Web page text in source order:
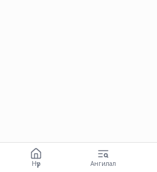
Нүүр Ангилал